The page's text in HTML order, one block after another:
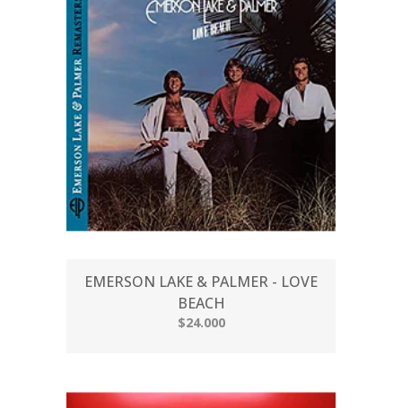
EMERSON LAKE & PALMER - LOVE
BEACH
$24.000